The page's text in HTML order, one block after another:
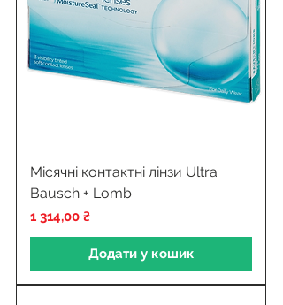
Місячні контактні лінзи Ultra
Bausch + Lomb
Ціна
1 314,00 ₴
Додати у кошик